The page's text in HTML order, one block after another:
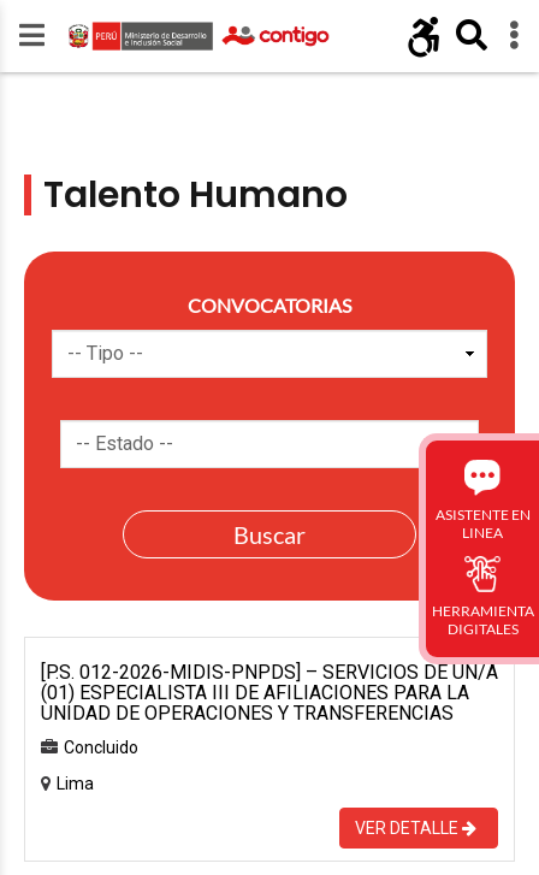
Talento Humano
CONVOCATORIAS
[P.S. 012-2026-MIDIS-PNPDS] – SERVICIOS DE UN/A
(01) ESPECIALISTA III DE AFILIACIONES PARA LA
UNIDAD DE OPERACIONES Y TRANSFERENCIAS
Concluido
Lima
VER DETALLE
ASISTENTE EN
LINEA
HERRAMIENTA
DIGITALES